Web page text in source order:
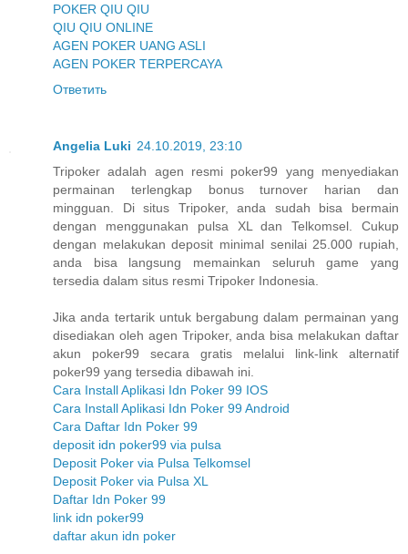
POKER QIU QIU
QIU QIU ONLINE
AGEN POKER UANG ASLI
AGEN POKER TERPERCAYA
Ответить
Angelia Luki 24.10.2019, 23:10
Tripoker adalah agen resmi poker99 yang menyediakan
permainan terlengkap bonus turnover harian dan
mingguan. Di situs Tripoker, anda sudah bisa bermain
dengan menggunakan pulsa XL dan Telkomsel. Cukup
dengan melakukan deposit minimal senilai 25.000 rupiah,
anda bisa langsung memainkan seluruh game yang
tersedia dalam situs resmi Tripoker Indonesia.
Jika anda tertarik untuk bergabung dalam permainan yang
disediakan oleh agen Tripoker, anda bisa melakukan daftar
akun poker99 secara gratis melalui link-link alternatif
poker99 yang tersedia dibawah ini.
Cara Install Aplikasi Idn Poker 99 IOS
Cara Install Aplikasi Idn Poker 99 Android
Cara Daftar Idn Poker 99
deposit idn poker99 via pulsa
Deposit Poker via Pulsa Telkomsel
Deposit Poker via Pulsa XL
Daftar Idn Poker 99
link idn poker99
daftar akun idn poker